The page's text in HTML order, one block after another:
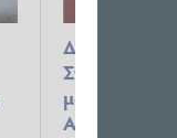
Δολοφονία
Στον
μαχαίρωσε